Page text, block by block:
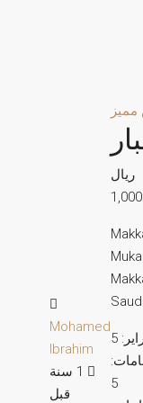
ريال
5
5
Mohamed
Ibrahim
‏1 سنة
قبل